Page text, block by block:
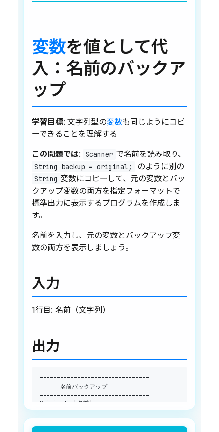
変数を値として代
入：名前のバックア
ップ
学習目標: 文字列型の変数も同じようにコピ
ーできることを理解する
この問題では: Scanner で名前を読み取り、
String backup = original; のように別の
String 変数にコピーして、元の変数とバッ
クアップ変数の両方を指定フォーマットで
標準出力に表示するプログラムを作成しま
す。
名前を入力し、元の変数とバックアップ変
数の両方を表示しましょう。
入力
1行目: 名前（文字列）
出力
================================
================================
Original
[ 名前 ]
Backup: [名前]
================================
```java